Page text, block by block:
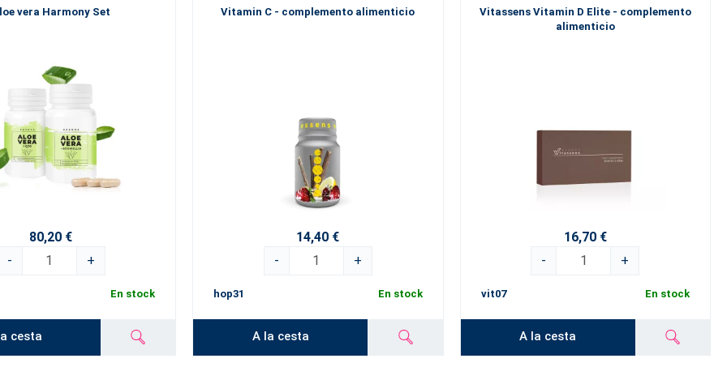
vera Harmony Set
80,20 €
-
+
En stock
cesta
Vitamin C - complemento alimenticio
14,40 €
-
+
hop31 En stock
A la cesta
Vitassens Vitamin D Elite - complemento
alimenticio
16,70 €
-
+
vit07 En stock
A la cesta